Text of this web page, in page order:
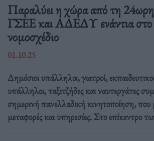
Παραλύει η χώρα από τη
ΓΣΕΕ και ΑΔΕΔΥ ενάντια στο
νομοσχέδιο
01.10.25
Δημόσιοι υπάλληλοι, γιατροί,
υπάλληλοι, ταξιτζήδες και ναυτεργάτες
σημερινή πανελλαδική κινητοποίηση, που
μεταφορές και υπηρεσίες. Στο επίκεντρο